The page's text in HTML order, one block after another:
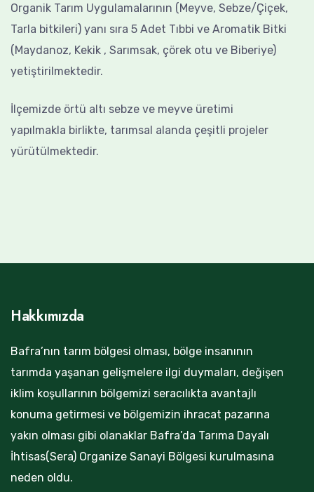
Organik Tarım Uygulamalarının (Meyve, Sebze/Çiçek,
Tarla bitkileri) yanı sıra 5 Adet Tıbbi ve Aromatik Bitki
(Maydanoz, Kekik , Sarımsak, çörek otu ve Biberiye)
yetiştirilmektedir.
İlçemizde örtü altı sebze ve meyve üretimi
yapılmakla birlikte, tarımsal alanda çeşitli projeler
yürütülmektedir.
Hakkımızda
Bafra’nın tarım bölgesi olması, bölge insanının
tarımda yaşanan gelişmelere ilgi duymaları, değişen
iklim koşullarının bölgemizi seracılıkta avantajlı
konuma getirmesi ve bölgemizin ihracat pazarına
yakın olması gibi olanaklar Bafra’da Tarıma Dayalı
İhtisas(Sera) Organize Sanayi Bölgesi kurulmasına
neden oldu.